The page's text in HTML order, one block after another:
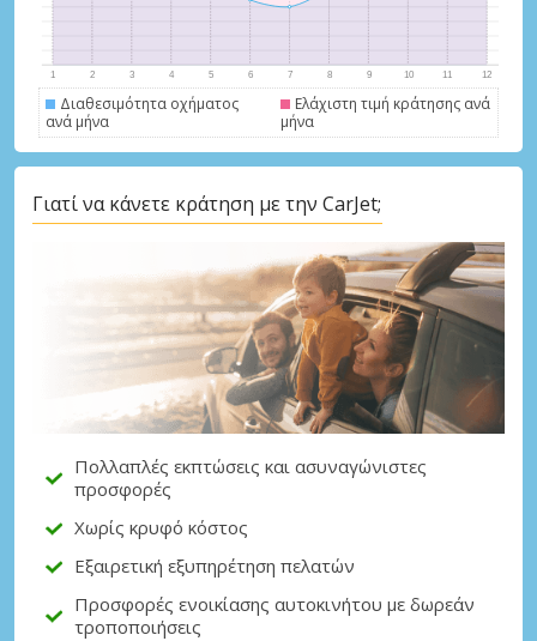
Αποκτήστε πρόσβαση σε αποκλειστικές
προσφορές συνεργατών
Σύνδεση με eLink
Διαθεσιμότητα οχήματος
ανά μήνα
Ελάχιστη τιμή κράτησης ανά
μήνα
Γιατί να κάνετε κράτηση με την CarJet;
Πολλαπλές εκπτώσεις και ασυναγώνιστες
προσφορές
Χωρίς κρυφό κόστος
Εξαιρετική εξυπηρέτηση πελατών
Προσφορές ενοικίασης αυτοκινήτου με δωρεάν
τροποποιήσεις